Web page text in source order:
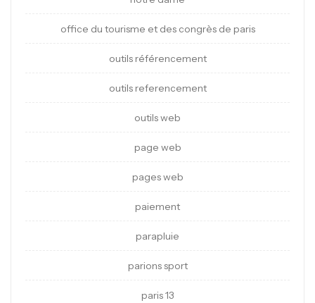
office du tourisme et des congrès de paris
outils référencement
outils referencement
outils web
page web
pages web
paiement
parapluie
parions sport
paris 13